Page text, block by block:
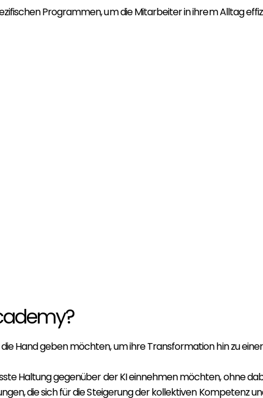
Programmen, um die Mitarbeiter in ihrem Alltag
Hand geben möchten, um ihre Transformation hin zu
Haltung gegenüber der KI einnehmen möchten, ohne
die sich für die Steigerung der kollektiven Kompetenz